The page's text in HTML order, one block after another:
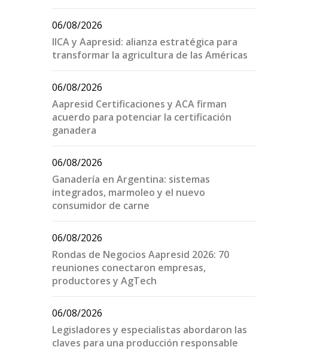
06/08/2026
IICA y Aapresid: alianza estratégica para
transformar la agricultura de las Américas
06/08/2026
Aapresid Certificaciones y ACA firman
acuerdo para potenciar la certificación
ganadera
06/08/2026
Ganadería en Argentina: sistemas
integrados, marmoleo y el nuevo
consumidor de carne
06/08/2026
Rondas de Negocios Aapresid 2026: 70
reuniones conectaron empresas,
productores y AgTech
06/08/2026
Legisladores y especialistas abordaron las
claves para una producción responsable